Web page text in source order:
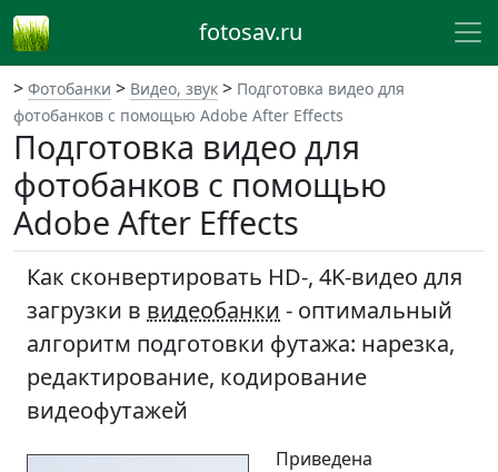
fotosav.ru
> Фотобанки > Видео, звук > Подготовка видео для
фотобанков с помощью Adobe After Effects
Подготовка видео для
фотобанков с помощью
Adobe After Effects
Как сконвертировать HD-, 4K-видео для
загрузки в видеобанки - оптимальный
алгоритм подготовки футажа: нарезка,
редактирование, кодирование
видеофутажей
Приведена